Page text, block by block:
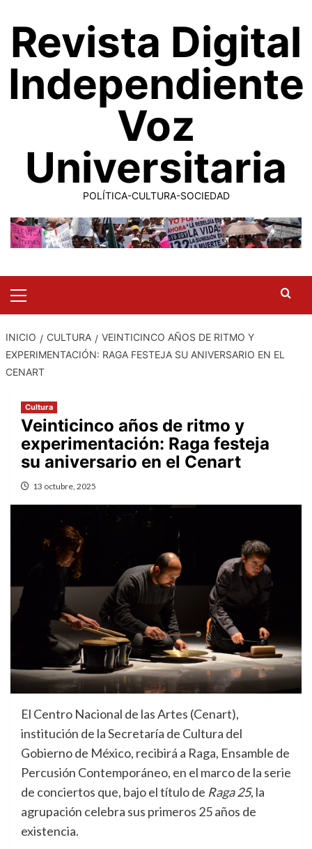
contenido
Revista Digital
Independiente
Voz
Universitaria
POLÍTICA-CULTURA-SOCIEDAD
Menu
INICIO CULTURA
VEINTICINCO AÑOS DE RITMO Y
EXPERIMENTACIÓN: RAGA FESTEJA SU ANIVERSARIO EN EL
CENART
Cultura
Veinticinco años de ritmo y
experimentación: Raga festeja
su aniversario en el Cenart
13 octubre, 2025
El Centro Nacional de las Artes (Cenart),
institución de la Secretaría de Cultura del
Gobierno de México, recibirá a Raga, Ensamble de
Percusión Contemporáneo, en el marco de la serie
de conciertos que, bajo el título de Raga 25, la
agrupación celebra sus primeros 25 años de
existencia.